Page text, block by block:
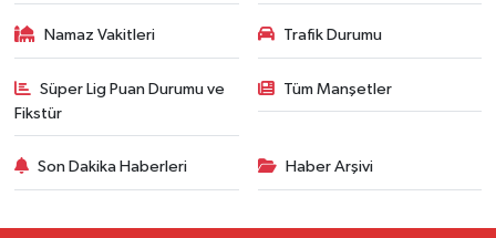
Namaz Vakitleri Trafik Durumu
Süper Lig Puan Durumu ve
Fikstür
Tüm Manşetler
Son Dakika Haberleri Haber Arşivi